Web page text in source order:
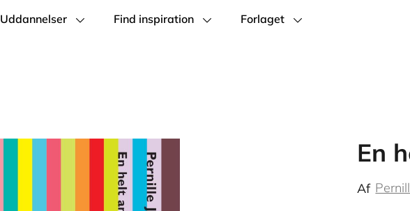
Uddannelser Find inspiration Forlaget
En
Af